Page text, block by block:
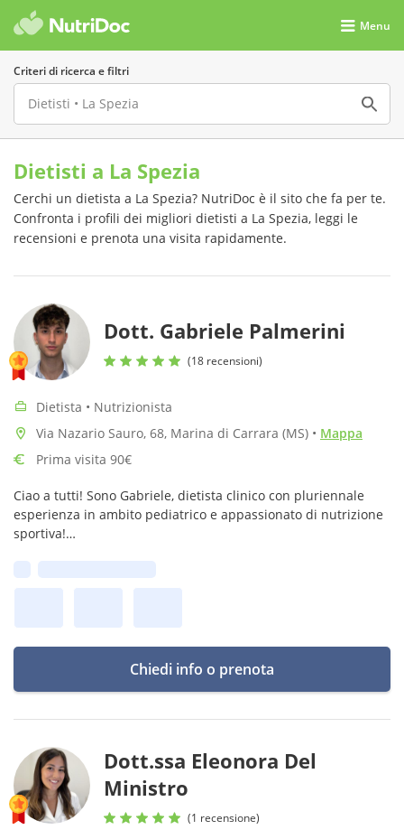
Menu
Criteri di ricerca e filtri
Dietisti a La Spezia
Cerchi un dietista a La Spezia? NutriDoc è il sito che fa per te.
Confronta i profili dei migliori dietisti a La Spezia, leggi le
recensioni e prenota una visita rapidamente.
Dott. Gabriele Palmerini
(18 recensioni)
Dietista • Nutrizionista
Via Nazario Sauro, 68, Marina di Carrara (MS) • Mappa
Prima visita 90€
Ciao a tutti! Sono Gabriele, dietista clinico con pluriennale
esperienza in ambito pediatrico e appassionato di nutrizione
sportiva!
Chiedi info o prenota
Dott.ssa Eleonora Del
Ministro
(1 recensione)